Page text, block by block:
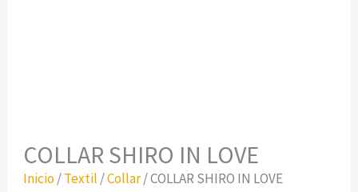
COLLAR SHIRO IN LOVE
Inicio/Textil/Collar/ COLLAR SHIRO IN LOVE